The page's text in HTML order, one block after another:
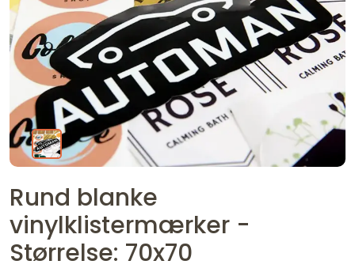
Rund blanke
vinylklistermærker -
Størrelse: 70x70